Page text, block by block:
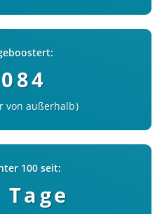
von außerhalb
100 seit:
Tage